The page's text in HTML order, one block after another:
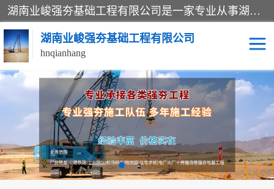
湖南业峻强夯基础工程有限公司是一家专业从事湖南强夯基础工程、强夯机租赁，地基处理的施工单位。业务覆盖：湖南、广东，江西等地。可承接1000KN.m-25000KN.m强夯（置换）工程。公司创始人是国内较早期从事强夯施工的建设者，经过多年的一步一个脚印的发展，在行业内具有较高的度和良好的口碑。
湖南业峻强夯基础工程有限公司
hnqianhang
强夯施工案例 强夯机租赁
强夯施工工程 强夯施工队伍
强夯队伍